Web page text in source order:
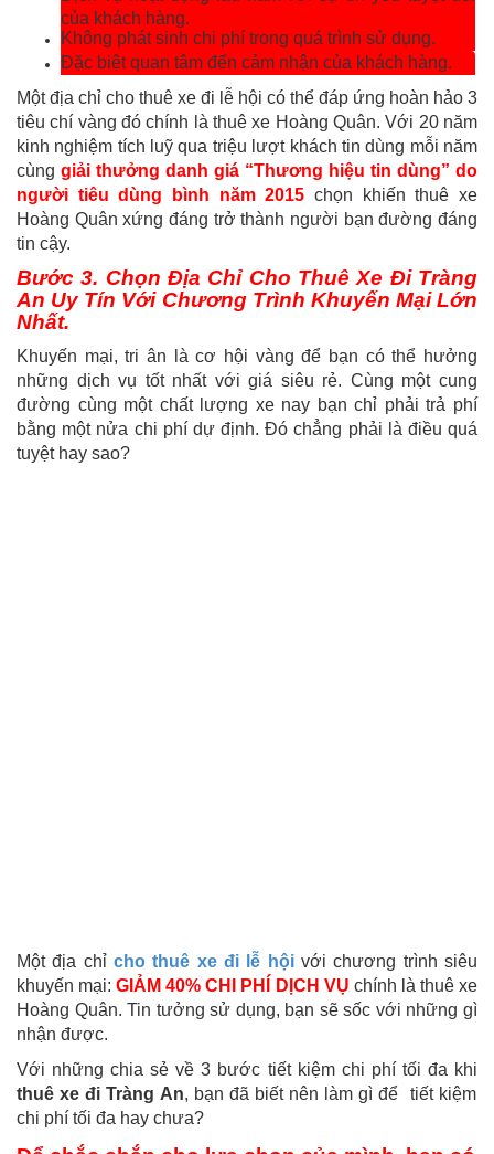
của khách hàng.
Không phát sinh chi phí trong quá trình sử dụng.
Đặc biệt quan tâm đến cảm nhận của khách hàng.
Một địa chỉ cho thuê xe đi lễ hội có thể đáp ứng hoàn hảo 3
tiêu chí vàng đó chính là thuê xe Hoàng Quân. Với 20 năm
kinh nghiệm tích luỹ qua triệu lượt khách tin dùng mỗi năm
cùng giải thưởng danh giá “Thương hiệu tin dùng” do
người tiêu dùng bình năm 2015 chọn khiến thuê xe
Hoàng Quân xứng đáng trở thành người bạn đường đáng
tin cậy.
Bước 3. Chọn Địa Chỉ Cho Thuê Xe Đi Tràng
An Uy Tín Với Chương Trình Khuyến Mại Lớn
Nhất.
Khuyến mại, tri ân là cơ hội vàng để bạn có thể hưởng
những dịch vụ tốt nhất với giá siêu rẻ. Cùng một cung
đường cùng một chất lượng xe nay bạn chỉ phải trả phí
bằng một nửa chi phí dự định. Đó chẳng phải là điều quá
tuyệt hay sao?
Một địa chỉ cho thuê xe đi lễ hộivới chương trình siêu
khuyến mại:GIẢM 40% CHI PHÍ DỊCH VỤ chính là thuê xe
Hoàng Quân. Tin tưởng sử dụng, bạn sẽ sốc với những gì
nhận được.
Với những chia sẻ về 3 bước tiết kiệm chi phí tối đa khi
thuê xe đi Tràng An, bạn đã biết nên làm gì để tiết kiệm
chi phí tối đa hay chưa?